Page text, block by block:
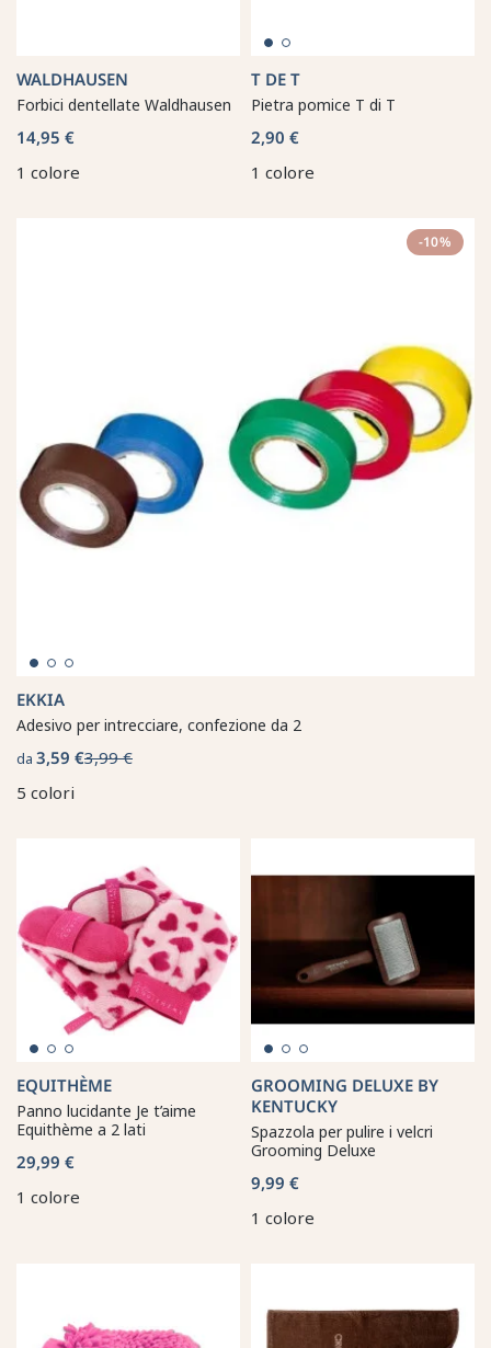
WALDHAUSEN
Forbici dentellate Waldhausen
14,95 €
1 colore
T DE T
Pietra pomice T di T
2,90 €
1 colore
-10%
EKKIA
Adesivo per intrecciare, confezione da 2
da 3,59 €3,99 €
5 colori
EQUITHÈME
Panno lucidante Je t’aime
Equithème a 2 lati
29,99 €
1 colore
GROOMING DELUXE BY
KENTUCKY
Spazzola per pulire i velcri
Grooming Deluxe
9,99 €
1 colore